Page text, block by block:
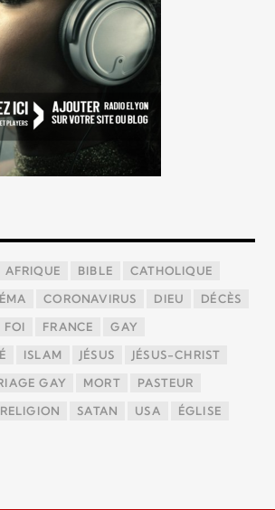
AFRIQUE BIBLE CATHOLIQUE
CORONAVIRUS DIEU DÉCÈS
FOI FRANCE GAY
ISLAM JÉSUS JÉSUS-CHRIST
GAY MORT PASTEUR
RELIGION SATAN USA ÉGLISE